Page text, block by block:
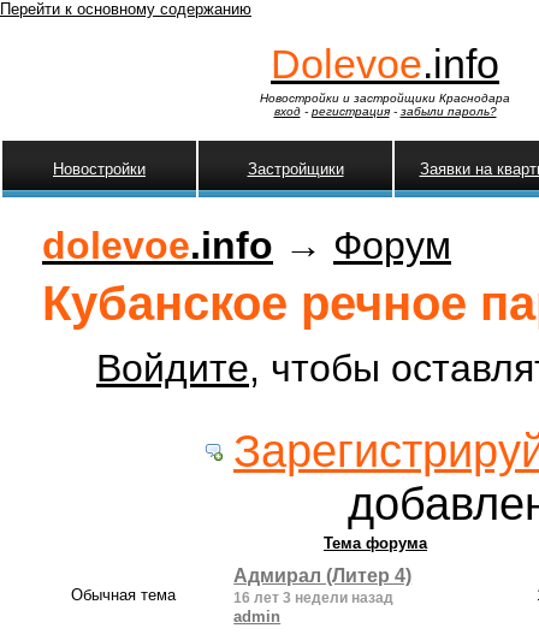
Перейти к основному содержанию
Dolevoe.info
Новостройки и застройщики Краснодара
вход- регистрация- забыли пароль?
Новостройки Застройщики Заявки на
dolevoe.info → Форум
Кубанское речное
Войдите, чтобы
Тема форума
Обычная тема
Адмирал (Литер 4)
16 лет 3 недели назад
admin